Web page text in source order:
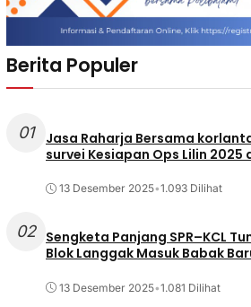
Berita Populer
01
Jasa Raharja Bersama
survei Kesiapan Ops Lilin 2025
13 Desember 2025•1.093 Dilihat
02
Sengketa Panjang SPR–KCL
Blok Langgak Masuk Babak
13 Desember 2025•1.081 Dilihat